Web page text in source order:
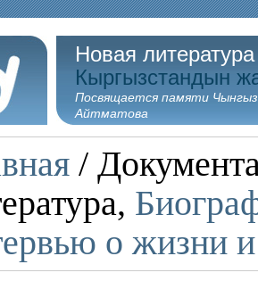
Новая
Кыргызстандын
Посвящается памяти
Айтматова
/
о жизни и